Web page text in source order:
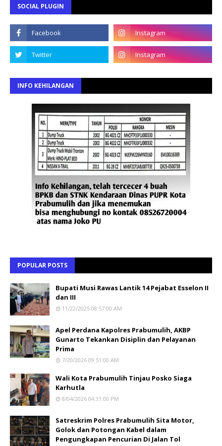
SOCIAL PLUGIN
INFO KEHILANGAN
POPULAR POSTS
Bupati Musi Rawas Lantik 14 Pejabat Esselon II
dan III
11/22/2025 08:57:00 AM
Apel Perdana Kapolres Prabumulih, AKBP
Gunarto Tekankan Disiplin dan Pelayanan
Prima
7/20/2026 09:51:00 AM
Wali Kota Prabumulih Tinjau Posko Siaga
Karhutla
8/04/2026 04:31:00 PM
Satreskrim Polres Prabumulih Sita Motor,
Golok dan Potongan Kabel dalam
Pengungkapan Pencurian Di Jalan Tol